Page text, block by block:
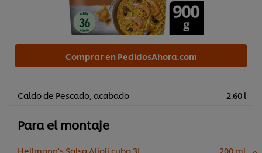
Comprar en PedidosAhora.com
Caldo de Pescado, acabado 2.60 l
Para el montaje
Hellmann's Salsa Alioli cubo 3L 200 ml